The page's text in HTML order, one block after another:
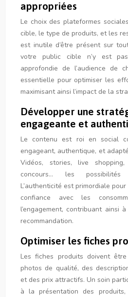
appropriées
Le choix des plateformes
cible, le type de produits, et les
est inutile d’être présent sur
votre public cible n’y est
approfondie de l’audience de
essentielle pour optimiser les
maximisant ainsi l’impact de la
Développer une
engageante et
Le contenu est roi en social
engageant, authentique, et
Vidéos, stories, live shopping,
concours… les possibilités
L’authenticité est primordiale
confiance avec les
l’engagement, contribuant ainsi
recommandation.
Optimiser les fiches
Les fiches produits doivent
photos de qualité, des
et des prix attractifs. Un soin
à la présentation des